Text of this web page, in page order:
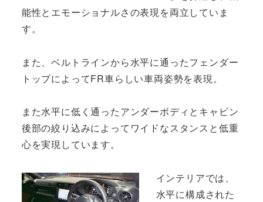
能性とエモーショナルさの表現を両立していま
す。
また、ベルトラインから水平に通ったフェンダー
トップによってFR車らしい車両姿勢を表現。
また水平に低く通ったアンダーボディとキャビン
後部の絞り込みによってワイドなスタンスと低重
心を実現しています。
インテリアでは、
水平に構成された